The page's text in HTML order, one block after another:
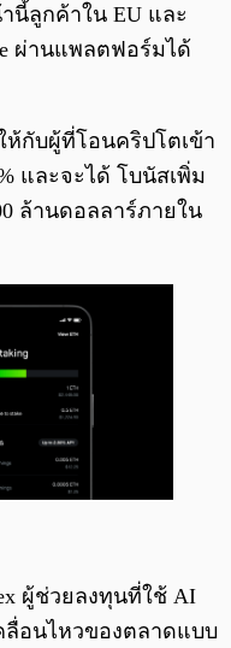
นี้ลูกค้าใน EU และ
ผ่านแพลตฟอร์มได้
ห้กับผู้ที่โอนคริปโตเข้า
และจะได้ โบนัสเพิ่ม
ล้านดอลลาร์ภายใน
ผู้ช่วยลงทุนที่ใช้ AI
ลื่อนไหวของตลาดแบบ